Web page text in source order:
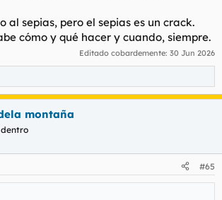
al sepias, pero el sepias es un crack.
cómo y qué hacer y cuando, siempre.
Editado cobardemente: 30 Jun 2026
montaña
#65